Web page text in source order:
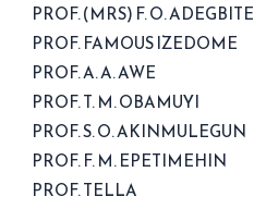
PROF. (MRS) F. O. ADEGBITE
PROF. FAMOUS IZEDOME
PROF. A. A. AWE
PROF. T. M. OBAMUYI
PROF. S. O. AKINMULEGUN
PROF. F. M. EPETIMEHIN
PROF. TELLA